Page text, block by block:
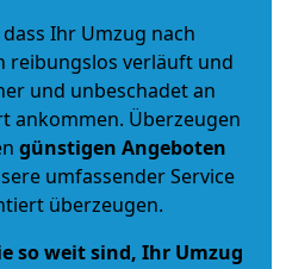
Ihr Umzug nach
reibungslos verläuft und
und unbeschadet an
ankommen. Überzeugen
günstigen Angeboten
umfassender Service
überzeugen.
so weit sind, Ihr Umzug